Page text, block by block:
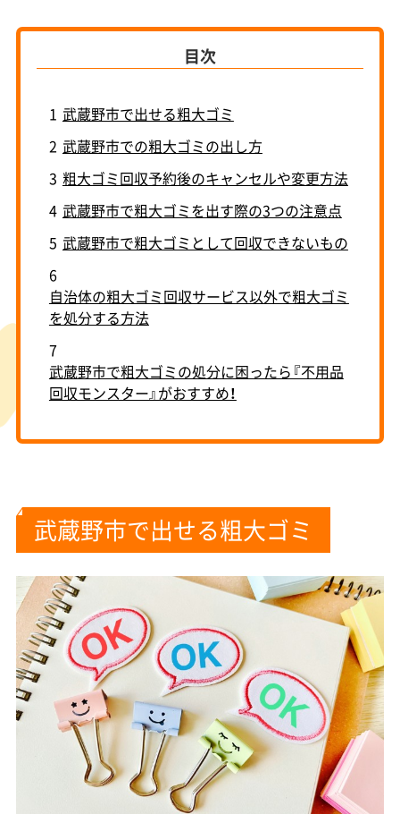
目次
1 武蔵野市で出せる粗大ゴミ
2 武蔵野市での粗大ゴミの出し方
3 粗大ゴミ回収予約後のキャンセルや変更方法
4 武蔵野市で粗大ゴミを出す際の3つの注意点
5 武蔵野市で粗大ゴミとして回収できないもの
6
自治体の粗大ゴミ回収サービス以外で粗大ゴミ
を処分する方法
7
武蔵野市で粗大ゴミの処分に困ったら『不用品
回収モンスター』がおすすめ！
武蔵野市で出せる粗大ゴミ